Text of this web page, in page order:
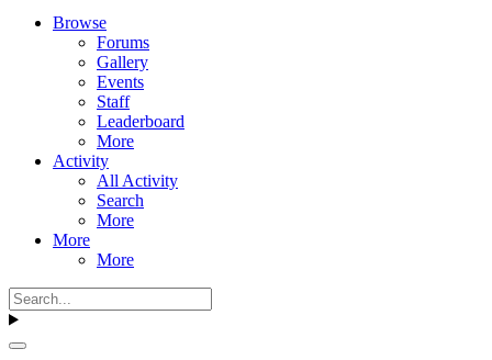
Browse
Forums
Gallery
Events
Staff
Leaderboard
More
Activity
All Activity
Search
More
More
More